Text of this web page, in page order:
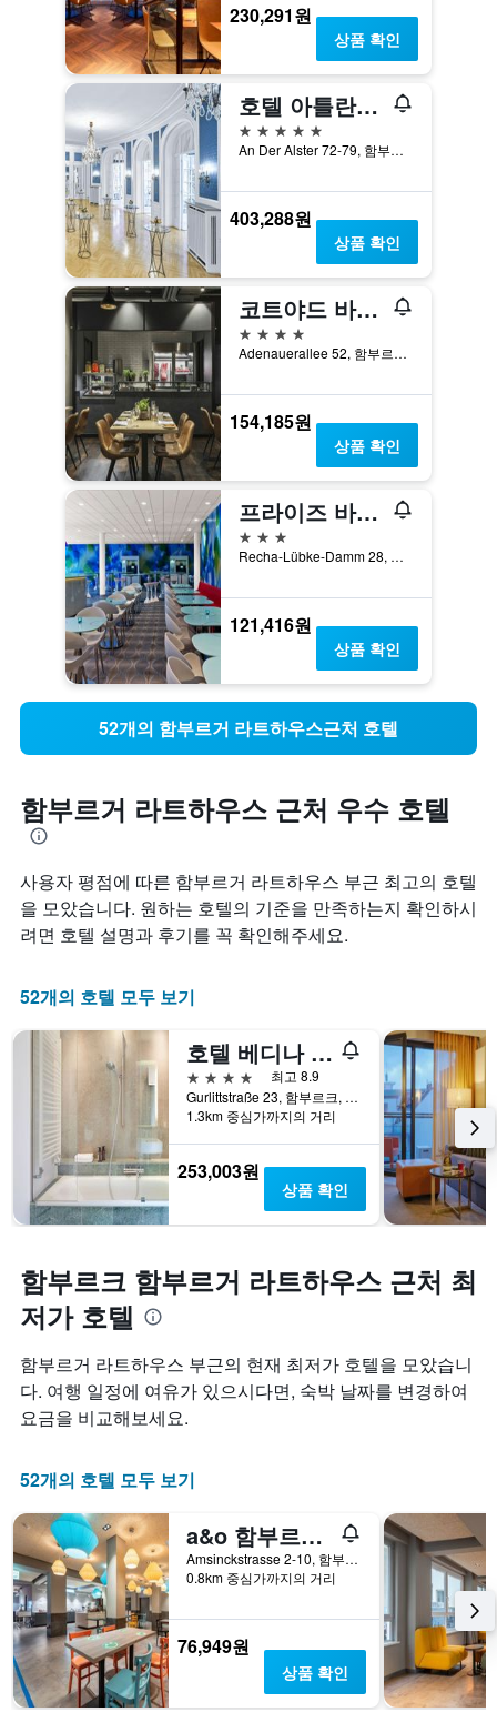
230,291원
상품 확인
호텔 아틀란틱 함부르크, 오토그래프 컬렉션
5성급
An Der Alster 72-79, 함부르크, 함부르크, 독일
403,288원
상품 확인
코트야드 바이 메리어트 함부르크 시티
4성급
Adenauerallee 52, 함부르크, 함부르크, 독일
154,185원
상품 확인
프라이즈 바이 래디슨, 함부르크 시티
3성급
Recha-Lübke-Damm 28, 함부르크, 함부르크, 독일
121,416원
상품 확인
52개의 함부르거 라트하우스근처 호텔
함부르거 라트하우스 근처 우수 호텔
사용자 평점에 따른 함부르거 라트하우스 부근 최고의 호텔
을 모았습니다. 원하는 호텔의 기준을 만족하는지 확인하시
려면 호텔 설명과 후기를 꼭 확인해주세요.
52개의 호텔 모두 보기
호텔 베디나 안 데어 알슈터
4성급
최고 8.9
Gurlittstraße 23, 함부르크, 함부르크, 독일
1.3km 중심가까지의 거리
253,003원
상품 확인
함부르크 함부르거 라트하우스 근처 최
저가 호텔
함부르거 라트하우스 부근의 현재 최저가 호텔을 모았습니
다. 여행 일정에 여유가 있으시다면, 숙박 날짜를 변경하여
요금을 비교해보세요.
52개의 호텔 모두 보기
a&o 함부르크 하우프트반호프 - 호스텔
Amsinckstrasse 2-10, 함부르크, 함부르크, 독일
0.8km 중심가까지의 거리
76,949원
상품 확인